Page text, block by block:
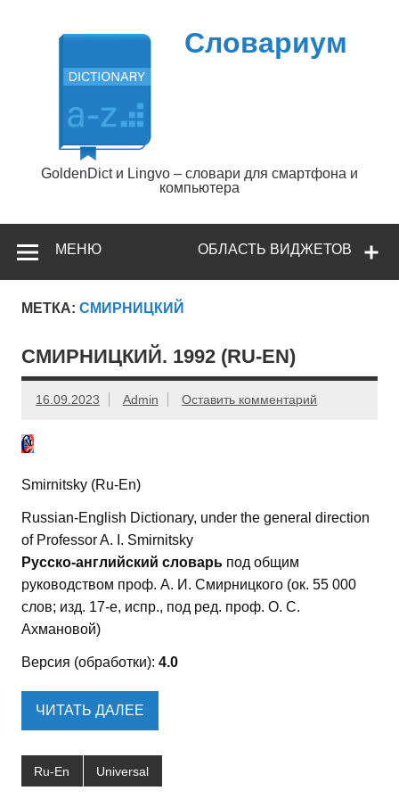
содержимому
Словариум
GoldenDict и Lingvo – словари для смартфона и
компьютера
ОБЛАСТЬ ВИДЖЕТОВ
МЕНЮ
МЕТКА: СМИРНИЦКИЙ
СМИРНИЦКИЙ. 1992 (RU-EN)
16.09.2023 Admin Оставить комментарий
Smirnitsky (Ru-En)
Russian-English Dictionary, under the general direction
of Professor A. I. Smirnitsky
Русско-английский словарь под общим
руководством проф. А. И. Смирницкого (ок. 55 000
слов; изд. 17-е, испр., под ред. проф. О. С.
Ахмановой)
Версия (обработки): 4.0
ЧИТАТЬ ДАЛЕЕ
Ru-En Universal